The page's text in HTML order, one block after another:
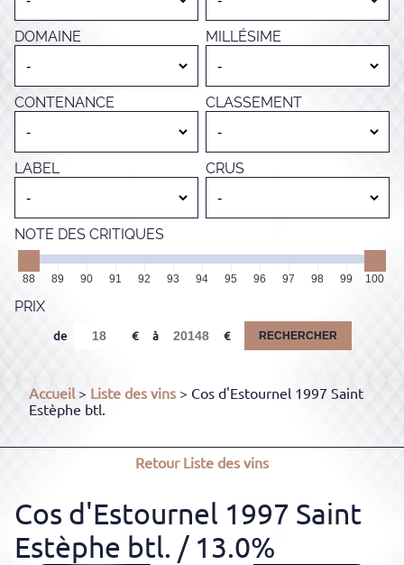
DOMAINE MILLÉSIME
CONTENANCE CLASSEMENT
LABEL CRUS
NOTE DES CRITIQUES
88 89 90 91 92 93 94 95 96 97 98 99 100
PRIX
de à RECHERCHER
Accueil> Liste des vins > Cos d'Estournel 1997 Saint
Estèphe btl.
RetourListe des vins
Cos d'Estournel 1997 Saint
Estèphe btl. / 13.0%